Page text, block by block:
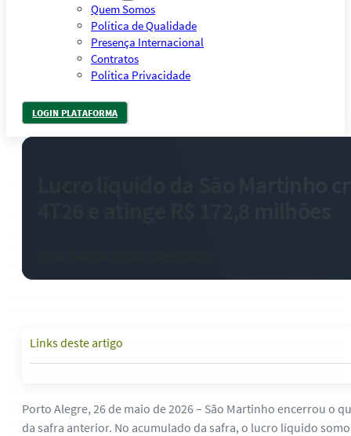
Quem Somos
Política de Qualidade
Presença Internacional
Contratos
Política Privacidade
LOGIN PLATAFORMA
Links deste artigo
Porto Alegre, 26 de maio de 2026 – São Martinho encerrou o
da safra anterior. No acumulado da safra, o lucro líquido